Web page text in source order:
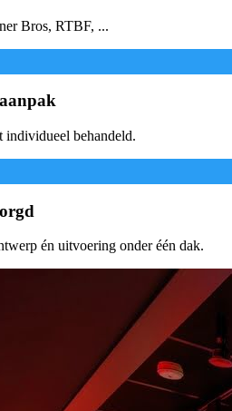
Bros, RTBF, ...
behandeld.
én uitvoering onder één dak.